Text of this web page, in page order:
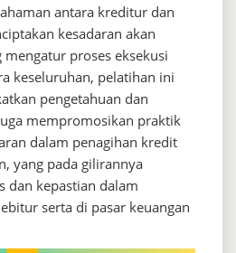
antara kreditur dan
kesadaran akan
proses eksekusi
keseluruhan, pelatihan ini
pengetahuan dan
mempromosikan praktik
dalam penagihan kredit
yang pada gilirannya
dan kepastian dalam
serta di pasar keuangan